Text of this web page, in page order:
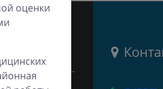
оценки